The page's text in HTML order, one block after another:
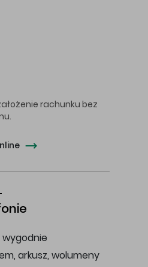
rachunku bez
wygodnie
arkusz, wolumeny